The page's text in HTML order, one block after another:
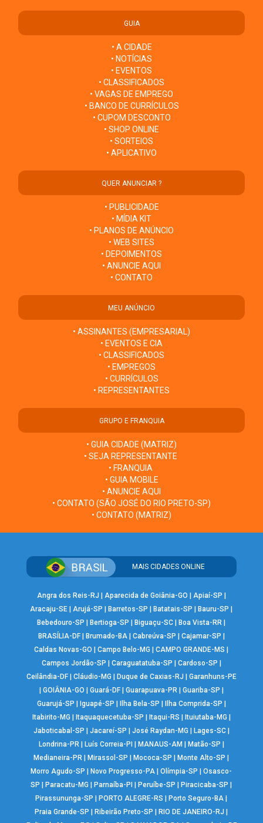
GUIA
• A CIDADE
• NOTÍCIAS
• EVENTOS
• CLASSIFICADOS
• VAGAS DE EMPREGO
• BANCO DE CURRÍCULOS
• CUPOM DESCONTO
• SHOP ONLINE
• SORTEIOS
• APLICATIVO
QUER ANUNCIAR ?
• PUBLICIDADE
• MÍDIA KIT
• PLANOS DE ANÚNCIO
• WEB SITES
• DEPOIMENTOS
• ANUNCIE AQUI
• CONTATO
MEU ANÚNCIO
• ASSINANTES (EMPRESARIAL)
• EVENTOS E CIA
• CLASSIFICADOS
• EMPREGOS
• CURRÍCULOS
• REPRESENTANTES
GRUPO E FRANQUIA
• GUIA CIDADE (MATRIZ)
• SEJA REPRESENTANTE
• FRANQUIA
• GUIA MOBILE
• ANUNCIE AQUI
• CONTATO (SÃO JOSÉ DO RIO PRETO-SP)
• CONTATO (MATRIZ)
MAIS CIDADES ONLINE
Angra dos Reis-RJ | Aparecida de Goiânia-GO | Apiaí-SP |
Aracaju-SE | Arujá-SP |Barretos-SP |Batatais-SP |Bauru-SP |
Bebedouro-SP |Bertioga-SP |Biguaçu-SC |Boa Vista-RR |
BRASÍLIA-DF| Brumado-BA| Cabreúva-SP | Cajamar-SP |
Caldas Novas-GO |Campo Belo-MG |CAMPO GRANDE-MS |
Campos Jordão-SP | Caraguatatuba-SP | Cardoso-SP |
Ceilândia-DF| Cláudio-MG | Duque de Caxias-RJ | Garanhuns-PE
| GOIÂNIA-GO | Guará-DF| Guarapuava-PR | Guariba-SP |
Guarujá-SP | Iguapé-SP | Ilha Bela-SP | Ilha Comprida-SP |
Itabirito-MG | Itaquaquecetuba-SP | Itaqui-RS | Ituiutaba-MG |
Jaboticabal-SP | Jacareí-SP | José Raydan-MG | Lages-SC|
Londrina-PR | Luís Correia-PI | MANAUS-AM | Matão-SP |
Medianeira-PR |Mirassol-SP |Mococa-SP |Monte Alto-SP |
Morro Agudo-SP |Novo Progresso-PA |Olímpia-SP |Osasco-
SP |Paracatu-MG |Parnaíba-PI |Peruíbe-SP |Piracicaba-SP |
Pirassununga-SP |PORTO ALEGRE-RS |Porto Seguro-BA |
Praia Grande-SP |Ribeirão Preto-SP |RIO DE JANEIRO-RJ |